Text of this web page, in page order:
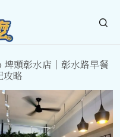
埤頭彰水店｜彰水路早餐
攻略